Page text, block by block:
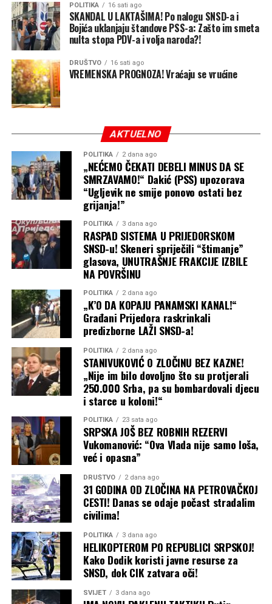
POLITIKA 16 sati ago
SKANDAL U LAKTAŠIMA! Po nalogu SNSD-a i
Bojića uklanjaju štandove PSS-a: Zašto im smeta
nulta stopa PDV-a i volja naroda?!
DRUŠTVO 16 sati ago
VREMENSKA PROGNOZA! Vraćaju se vrućine
AKTUELNO
POLITIKA 2 dana ago
„NEĆEMO ČEKATI DEBELI MINUS DA SE
SMRZAVAMO!“ Dakić (PSS) upozorava
“Ugljevik ne smije ponovo ostati bez
grijanja!”
POLITIKA 3 dana ago
RASPAD SISTEMA U PRIJEDORSKOM
SNSD-u! Skeneri spriječili “štimanje”
glasova, UNUTRAŠNJE FRAKCIJE IZBILE
NA POVRŠINU
POLITIKA 2 dana ago
„K’O DA KOPAJU PANAMSKI KANAL!“
Građani Prijedora raskrinkali
predizborne LAŽI SNSD-a!
POLITIKA 2 dana ago
STANIVUKOVIĆ O ZLOČINU BEZ KAZNE!
„Nije im bilo dovoljno što su protjerali
250.000 Srba, pa su bombardovali djecu
i starce u koloni!“
POLITIKA 23 sata ago
SRPSKA JOŠ BEZ ROBNIH REZERVI
Vukomanović: “Ova Vlada nije samo loša,
već i opasna”
DRUŠTVO 2 dana ago
31 GODINA OD ZLOČINA NA PETROVAČKOJ
CESTI! Danas se odaje počast stradalim
civilima!
POLITIKA 3 dana ago
HELIKOPTEROM PO REPUBLICI SRPSKOJ!
Kako Dodik koristi javne resurse za
SNSD, dok CIK zatvara oči!
SVIJET 3 dana ago